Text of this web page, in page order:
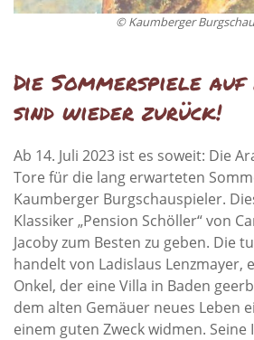
© Kaumberger
Die Sommerspiele
sind wieder zurück!
Ab 14. Juli 2023 ist es soweit: Die
Tore für die lang erwarteten
Kaumberger Burgschauspieler.
Klassiker „Pension Schöller“ von
Jacoby zum Besten zu geben. Die
handelt von Ladislaus Lenzmayer,
Onkel, der eine Villa in Baden
dem alten Gemäuer neues Leben
einem guten Zweck widmen. Seine